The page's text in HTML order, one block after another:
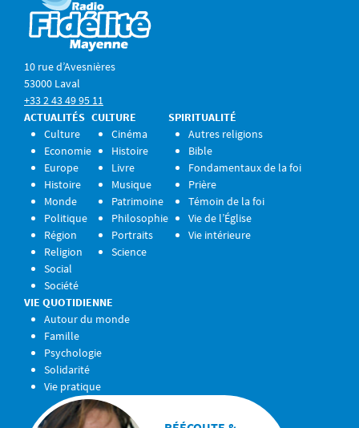
10 rue d’Avesnières
53000 Laval
+33 2 43 49 95 11
ACTUALITÉS
Culture
Economie
Europe
Histoire
Monde
Politique
Région
Religion
Social
Société
CULTURE
Cinéma
Histoire
Livre
Musique
Patrimoine
Philosophie
Portraits
Science
SPIRITUALITÉ
Autres religions
Bible
Fondamentaux de la foi
Prière
Témoin de la foi
Vie de l’Église
Vie intérieure
VIE QUOTIDIENNE
Autour du monde
Famille
Psychologie
Solidarité
Vie pratique